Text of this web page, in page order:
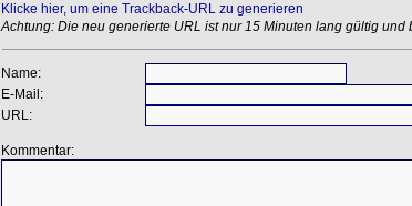
Klicke hier, um eine Trackback-URL zu generieren
Achtung: Die neu generierte URL ist nur 15 Minuten lang gültig und
Name:
E-Mail:
URL:
Kommentar: